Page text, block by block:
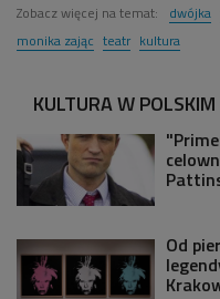
Zobacz więcej na temat: dwójka
monika zając teatr kultura
KULTURA W
Od